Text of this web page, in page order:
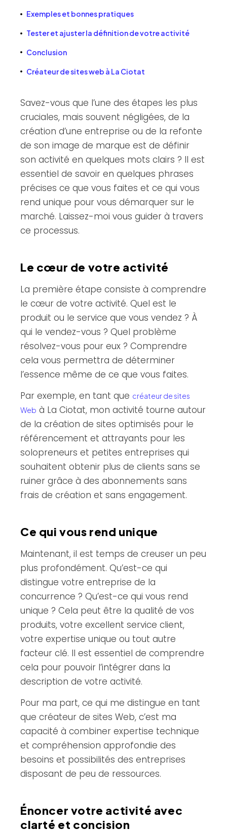
Exemples et bonnes pratiques
Tester et ajuster la définition de votre activité
Conclusion
Créateur de sites web à La Ciotat
Savez-vous que l’une des étapes les plus
cruciales, mais souvent négligées, de la
création d’une entreprise ou de la refonte
de son image de marque est de définir
son activité en quelques mots clairs ? Il est
essentiel de savoir en quelques phrases
précises ce que vous faites et ce qui vous
rend unique pour vous démarquer sur le
marché. Laissez-moi vous guider à travers
ce processus.
Le cœur de votre activité
La première étape consiste à comprendre
le cœur de votre activité. Quel est le
produit ou le service que vous vendez ? À
qui le vendez-vous ? Quel problème
résolvez-vous pour eux ? Comprendre
cela vous permettra de déterminer
l’essence même de ce que vous faites.
Par exemple, en tant que créateur de sites
Web à La Ciotat, mon activité tourne autour
de la création de sites optimisés pour le
référencement et attrayants pour les
solopreneurs et petites entreprises qui
souhaitent obtenir plus de clients sans se
ruiner grâce à des abonnements sans
frais de création et sans engagement.
Ce qui vous rend unique
Maintenant, il est temps de creuser un peu
plus profondément. Qu’est-ce qui
distingue votre entreprise de la
concurrence ? Qu’est-ce qui vous rend
unique ? Cela peut être la qualité de vos
produits, votre excellent service client,
votre expertise unique ou tout autre
facteur clé. Il est essentiel de comprendre
cela pour pouvoir l’intégrer dans la
description de votre activité.
Pour ma part, ce qui me distingue en tant
que créateur de sites Web, c’est ma
capacité à combiner expertise technique
et compréhension approfondie des
besoins et possibilités des entreprises
disposant de peu de ressources.
Énoncer votre activité avec
clarté et concision